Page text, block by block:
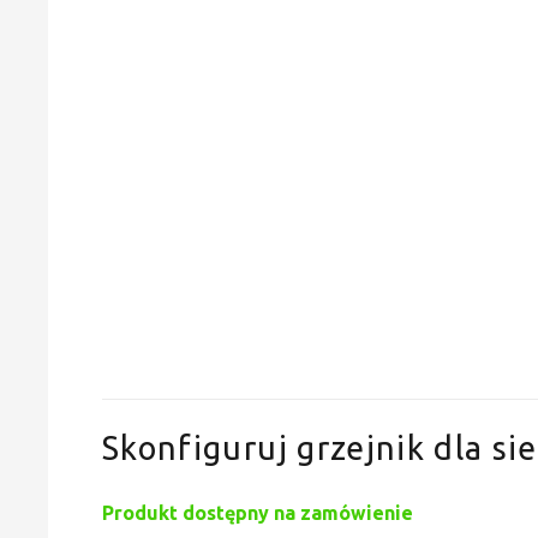
Skonfiguruj grzejnik dla
Produkt dostępny na zamówienie